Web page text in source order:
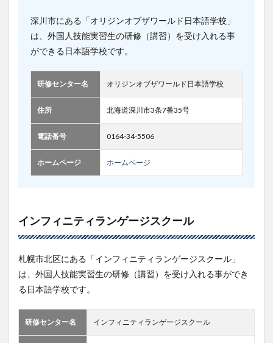
深川市にある「オリジンオブザワールド日本語学校」
は、外国人技能実習生の研修（講習）を受け入れる事
ができる日本語学校です。
研修センター名 オリジンオブザワールド日本語学校
住所 北海道深川市3条7番35号
電話番号 0164-34-5506
ホームページ ホームページ
インフィニティランゲージスクール
札幌市北区にある「インフィニティランゲージスクール」
は、外国人技能実習生の研修（講習）を受け入れる事ができ
る日本語学校です。
研修センター名 インフィニティランゲージスクール